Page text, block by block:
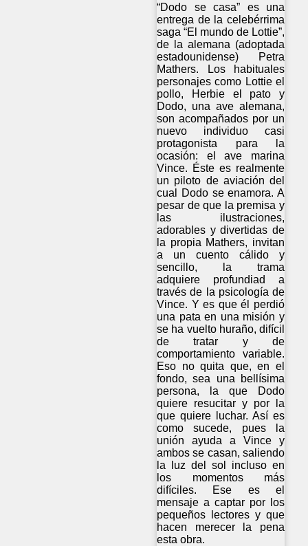
“Dodo se casa” es una
entrega de la celebérrima
saga “El mundo de Lottie”,
de la alemana (adoptada
estadounidense) Petra
Mathers. Los habituales
personajes como Lottie el
pollo, Herbie el pato y
Dodo, una ave alemana,
son acompañados por un
nuevo individuo casi
protagonista para la
ocasión: el ave marina
Vince. Éste es realmente
un piloto de aviación del
cual Dodo se enamora. A
pesar de que la premisa y
las ilustraciones,
adorables y divertidas de
la propia Mathers, invitan
a un cuento cálido y
sencillo, la trama
adquiere profundiad a
través de la psicología de
Vince. Y es que él perdió
una pata en una misión y
se ha vuelto huraño, difícil
de tratar y de
comportamiento variable.
Eso no quita que, en el
fondo, sea una bellísima
persona, la que Dodo
quiere resucitar y por la
que quiere luchar. Así es
como sucede, pues la
unión ayuda a Vince y
ambos se casan, saliendo
la luz del sol incluso en
los momentos más
difíciles. Ese es el
mensaje a captar por los
pequeños lectores y que
hacen merecer la pena
esta obra.